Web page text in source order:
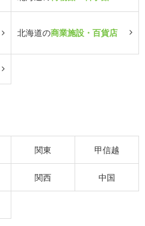
北海道の商業施設・百貨店
関東 甲信越
関西 中国